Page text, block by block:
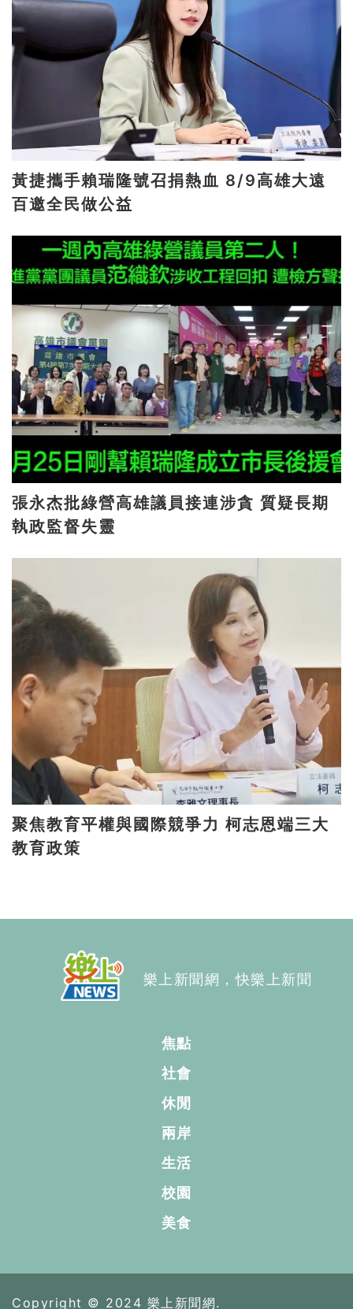
黃捷攜手賴瑞隆號召捐熱血 8/9高雄大遠
百邀全民做公益
張永杰批綠營高雄議員接連涉貪 質疑長期
執政監督失靈
聚焦教育平權與國際競爭力 柯志恩端三大
教育政策
樂上新聞網，快樂上新聞
焦點
社會
休閒
兩岸
生活
校園
美食
Copyright © 2024 樂上新聞網.